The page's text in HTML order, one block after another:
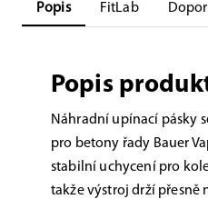
Popis FitLab
Popis
Náhradní upínací pásky
pro betony řady Bauer
stabilní uchycení pro
takže výstroj drží přesně